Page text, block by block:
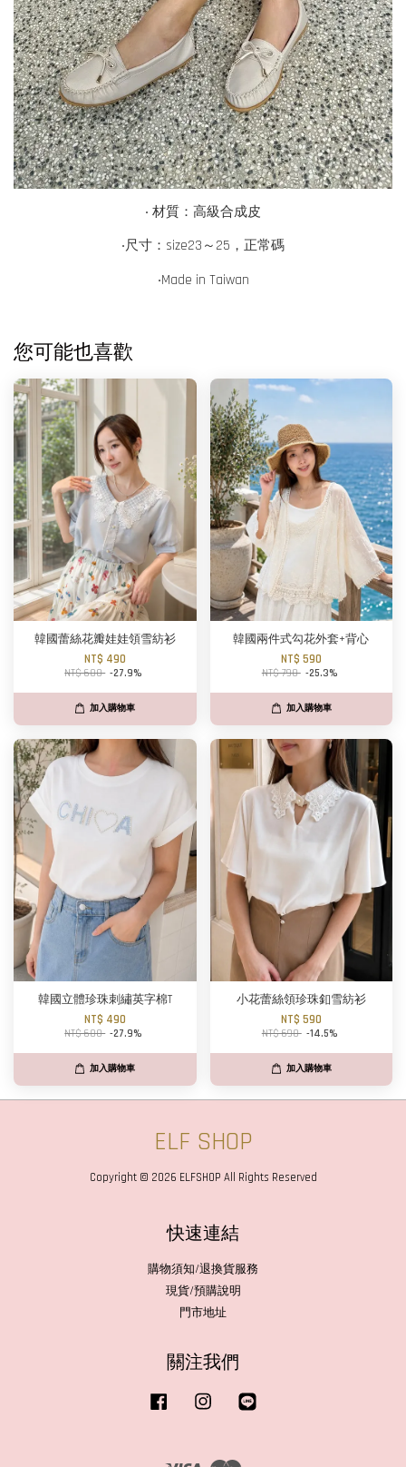
‧ 材質： 高級合成皮
‧尺寸： size23～25，正常碼
‧Made in Taiwan
您可能也喜歡
韓國蕾絲花瓣娃娃領雪紡衫
NT$ 490
NT$ 680 -27.9%
加入購物車
韓國兩件式勾花外套+背心
NT$ 590
NT$ 790 -25.3%
加入購物車
韓國立體珍珠刺繡英字棉T
NT$ 490
NT$ 680 -27.9%
加入購物車
小花蕾絲領珍珠釦雪紡衫
NT$ 590
NT$ 690 -14.5%
加入購物車
ELF SHOP
Copyright © 2026 ELFSHOP All Rights Reserved
快速連結
購物須知/退換貨服務
現貨/預購說明
門市地址
關注我們
Facebook Instagram